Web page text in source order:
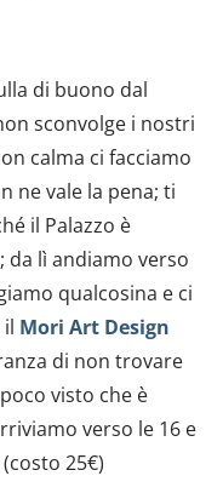
di buono dal
sconvolge i nostri
calma ci facciamo
ne vale la pena; ti
il Palazzo è
da lì andiamo verso
qualcosina e ci
Mori Art Design
di non trovare
visto che è
verso le 16 e
25€)